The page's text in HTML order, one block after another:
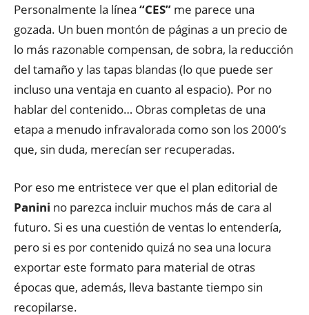
Personalmente la línea “CES” me parece una
gozada. Un buen montón de páginas a un precio de
lo más razonable compensan, de sobra, la reducción
del tamaño y las tapas blandas (lo que puede ser
incluso una ventaja en cuanto al espacio). Por no
hablar del contenido… Obras completas de una
etapa a menudo infravalorada como son los 2000’s
que, sin duda, merecían ser recuperadas.
Por eso me entristece ver que el plan editorial de
Panini no parezca incluir muchos más de cara al
futuro. Si es una cuestión de ventas lo entendería,
pero si es por contenido quizá no sea una locura
exportar este formato para material de otras
épocas que, además, lleva bastante tiempo sin
recopilarse.